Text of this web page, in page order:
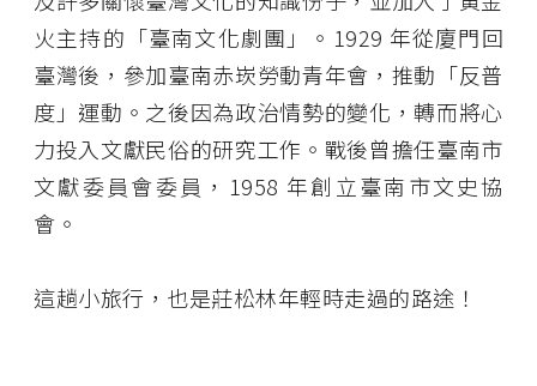
火主持的「臺南文化劇團」。1929 年從廈門回
臺灣後，參加臺南赤崁勞動青年會，推動「反普
度」運動。之後因為政治情勢的變化，轉而將心
力投入文獻民俗的研究工作。戰後曾擔任臺南市
文獻委員會委員，1958 年創立臺南市文史協
會。
這趟小旅行，也是莊松林年輕時走過的路途！